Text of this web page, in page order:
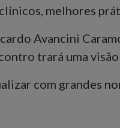
melhores
Avancini
trará uma
com grandes